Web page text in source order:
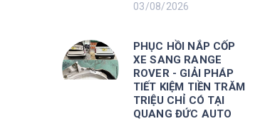
03/08/2026
PHỤC HỒI NẮP CỐP
XE SANG RANGE
ROVER - GIẢI PHÁP
TIẾT KIỆM TIỀN TRĂM
TRIỆU CHỈ CÓ TẠI
QUANG ĐỨC AUTO